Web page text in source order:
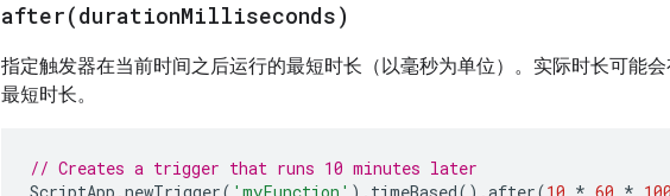
after(durationMilliseconds)
指定触发器在当前时间之后运行的最短时长（以毫秒为单位）。实际时长可能
最短时长。
// Creates a trigger that runs 10 minutes later